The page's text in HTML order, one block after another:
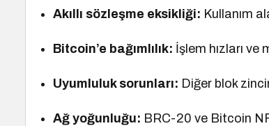
Akıllı sözleşme eksikliği: Kullanım
Bitcoin’e bağımlılık: İşlem hızları ve
Uyumluluk sorunları: Diğer blok
Ağ yoğunluğu: BRC-20 ve Bitcoin